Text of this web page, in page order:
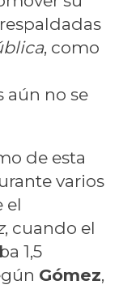
, como
aún no se
de esta
varios
el
, cuando el
1,5
Gómez,